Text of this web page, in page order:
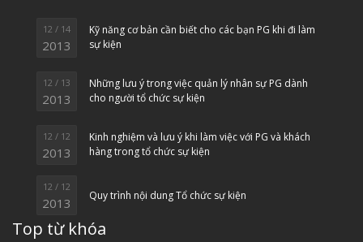
12 / 14
2013
Kỹ năng cơ bản cần biết cho các bạn PG khi đi làm
sự kiện
12 / 13
2013
Những lưu ý trong việc quản lý nhân sự PG dành
cho người tổ chức sự kiện
12 / 12
2013
Kinh nghiệm và lưu ý khi làm việc với PG và khách
hàng trong tổ chức sự kiện
12 / 12
2013 Quy trình nội dung Tổ chức sự kiện
Top từ khóa